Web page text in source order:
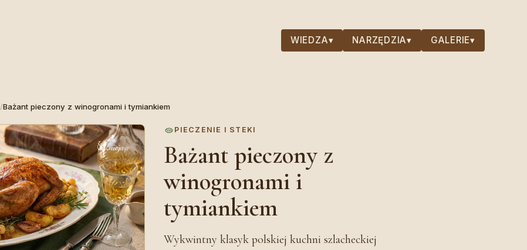
WIEDZA▾ NARZĘDZIA▾ GALERIE▾
/Bażant pieczony z winogronami i tymiankiem
PIECZENIE I STEKI
Bażant pieczony z
winogronami i
tymiankiem
Wykwintny klasyk polskiej kuchni szlacheckiej